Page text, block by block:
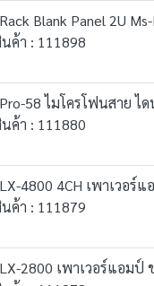
Blank Panel 2U
ค้า : 111898
58 ไมโครโฟนสาย ไ
ค้า : 111880
4800 4CH เพาเวอร์
ค้า : 111879
2800 เพาเวอร์แอมป์